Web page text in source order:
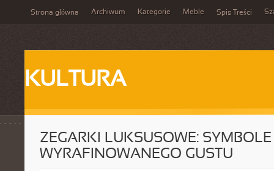
Strona główna Archiwum Kategorie Meble Spis Treści
KULTURA
ZEGARKI LUKSUSOWE:
WYRAFINOWANEGO GUSTU